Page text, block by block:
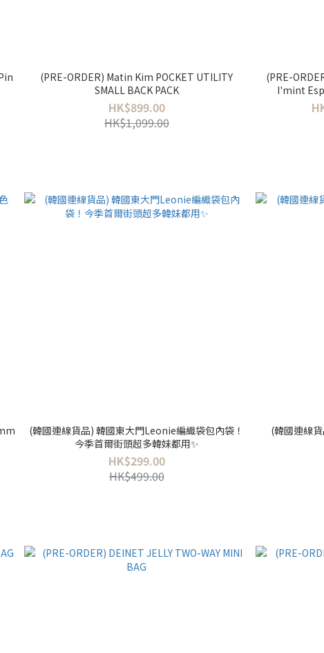
(PRE-ORDER) Matin Kim POCKET UTILITY
SMALL BACK PACK
HK$899.00
HK$1,099.00
(PRE-
I'mint
(韓國連線貨品) 韓國東大門Leonie編織袋包內袋！
今季首爾街頭超多韓妹都用✨
HK$299.00
HK$499.00
(韓國連線